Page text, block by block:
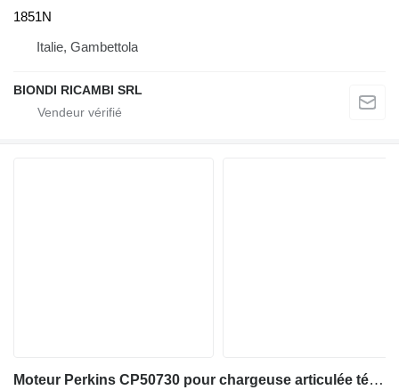
1851N
Italie, Gambettola
BIONDI RICAMBI SRL
Moteur Perkins CP50730 pour chargeuse articulée télescopique